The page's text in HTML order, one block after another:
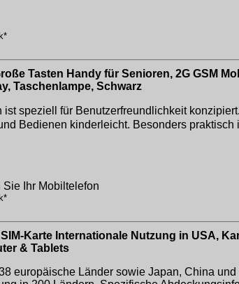
Tasten Handy für Senioren, 2G GSM
Taschenlampe, Schwarz
speziell für Benutzerfreundlichkeit
Bedienen kinderleicht. Besonders praktisch
Sie Ihr Mobiltelefon
Karte Internationale Nutzung in USA,
& Tablets
europäische Länder sowie Japan, China